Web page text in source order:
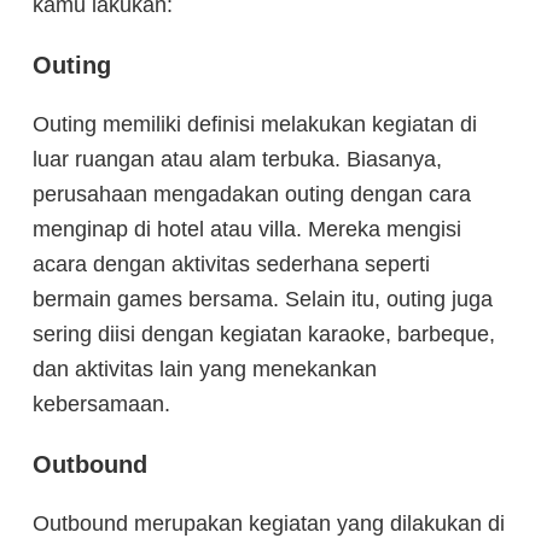
Outing
Outing memiliki definisi melakukan kegiatan di
luar ruangan atau alam terbuka. Biasanya,
perusahaan mengadakan outing dengan cara
menginap di hotel atau villa. Mereka mengisi
acara dengan aktivitas sederhana seperti
bermain games bersama. Selain itu, outing juga
sering diisi dengan kegiatan karaoke, barbeque,
dan aktivitas lain yang menekankan
kebersamaan.
Outbound
Outbound merupakan kegiatan yang dilakukan di